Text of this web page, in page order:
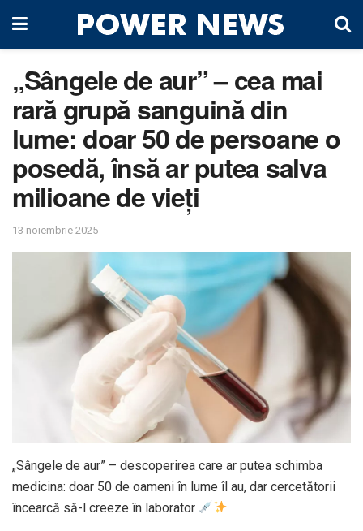
„Sângele de aur” – cea mai
rară grupă sanguină din
lume: doar 50 de persoane o
posedă, însă ar putea salva
milioane de vieți
13 noiembrie 2025
„Sângele de aur” – descoperirea care ar putea schimba
medicina: doar 50 de oameni în lume îl au, dar cercetătorii
încearcă să-l creeze în laborator